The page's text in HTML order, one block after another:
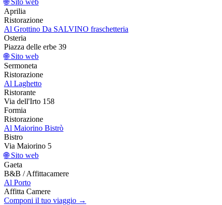
Aprilia
Ristorazione
Al Grottino Da SALVINO fraschetteria
Osteria
Piazza delle erbe 39
🌐 Sito web
Sermoneta
Ristorazione
Al Laghetto
Ristorante
Via dell'Irto 158
Formia
Ristorazione
Al Maiorino Bistrò
Bistro
Via Maiorino 5
🌐 Sito web
Gaeta
B&B / Affittacamere
Al Porto
Affitta Camere
Componi il tuo viaggio →